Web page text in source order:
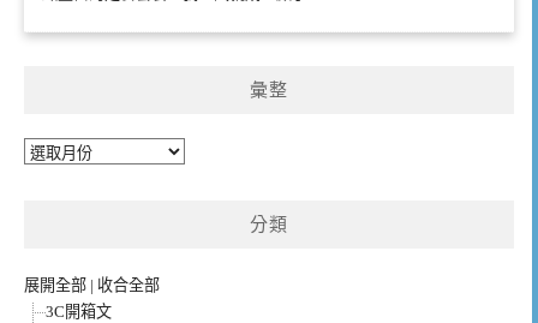
彙整
彙
分類
展開全部 | 收合全部
3C開箱文